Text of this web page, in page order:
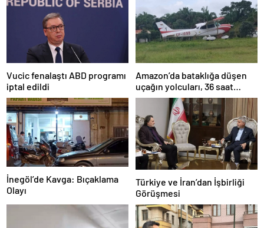
Vucic fenalaştı ABD programı
iptal edildi
Amazon’da bataklığa düşen
uçağın yolcuları, 36 saat
kurtarılmayı bekledi
İnegöl’de Kavga: Bıçaklama
Olayı
Türkiye ve İran’dan İşbirliği
Görüşmesi